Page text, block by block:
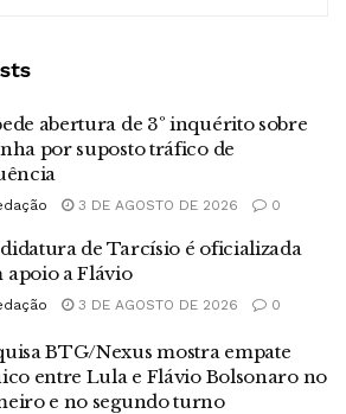
abertura de 3º inquérito sobre
por suposto tráfico de
3 DE AGOSTO DE 2026 0
de Tarcísio é oficializada
apoio a Flávio
3 DE AGOSTO DE 2026 0
BTG/Nexus mostra empate
entre Lula e Flávio Bolsonaro no
e no segundo turno